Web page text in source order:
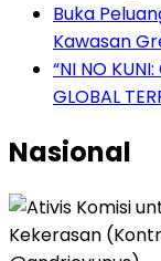
Buka
Kawasan
“NI NO
GLOBAL
Nasional